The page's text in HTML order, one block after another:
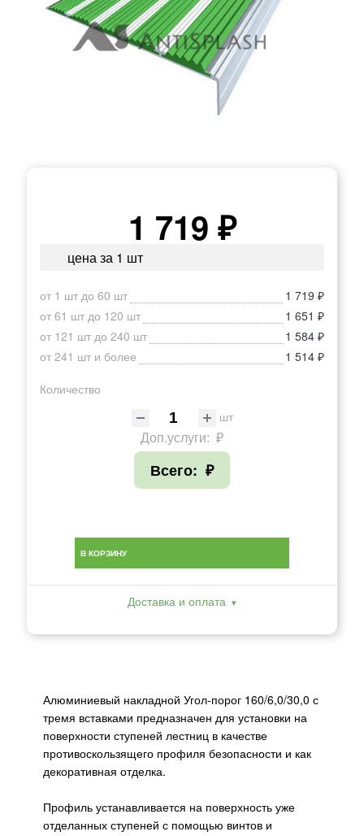
1 719 ₽
цена за 1 шт
от 1 шт до 60 шт
1 719 ₽
от 61 шт до 120 шт
1 651 ₽
от 121 шт до 240 шт
1 584 ₽
от 241 шт и более
1 514 ₽
Количество
шт
Доп.услуги: ₽
Всего: ₽
В КОРЗИНУ
Доставка и оплата
Алюминиевый накладной Угол-порог 160/6,0/30,0 с
тремя вставками предназначен для установки на
поверхности ступеней лестниц в качестве
противоскользящего профиля безопасности и как
декоративная отделка.
Профиль устанавливается на поверхность уже
отделанных ступеней с помощью винтов и